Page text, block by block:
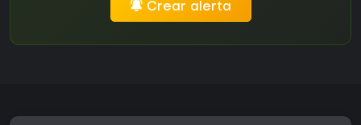
Crear alerta